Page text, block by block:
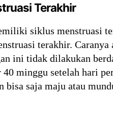
Terakhir
siklus menstruasi
terakhir.
ini tidak dilakukan
minggu setelah hari
bisa saja maju atau